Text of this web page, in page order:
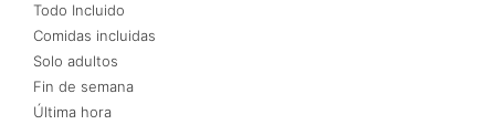
Todo Incluido
Comidas incluidas
Solo adultos
Fin de semana
Última hora